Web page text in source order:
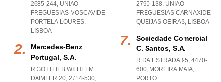
2685-244, UNIAO
FREGUESIAS MOSCAVIDE
PORTELA LOURES,
LISBOA
Mercedes-Benz
Portugal, S.a.
R GOTTLIEB WILHELM
DAIMLER 20, 2714-530,
2790-138, UNIAO
FREGUESIAS CARNAXIDE
QUEIJAS OEIRAS, LISBOA
Sociedade Comercial
C. Santos, S.a.
R DA ESTRADA 95, 4470-
600, MOREIRA MAIA,
PORTO